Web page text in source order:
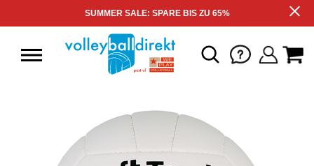
SUMMER SALE: SPARE BIS ZU 65%